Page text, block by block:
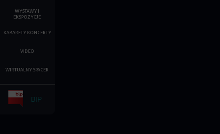
WYSTAWY I
EKSPOZYCJE
KABARETY KONCERTY
VIDEO
WIRTUALNY SPACER
BIP